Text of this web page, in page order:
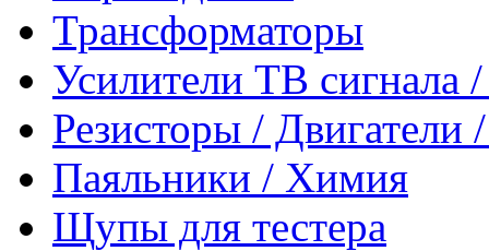
Трансформаторы
Усилители ТВ сигнала
Резисторы /
Паяльники / Химия
Щупы для тестера